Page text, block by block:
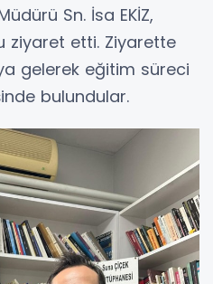
Sn. İsa EKİZ,
ziyaret etti. Ziyarette
gelerek eğitim süreci
bulundular.